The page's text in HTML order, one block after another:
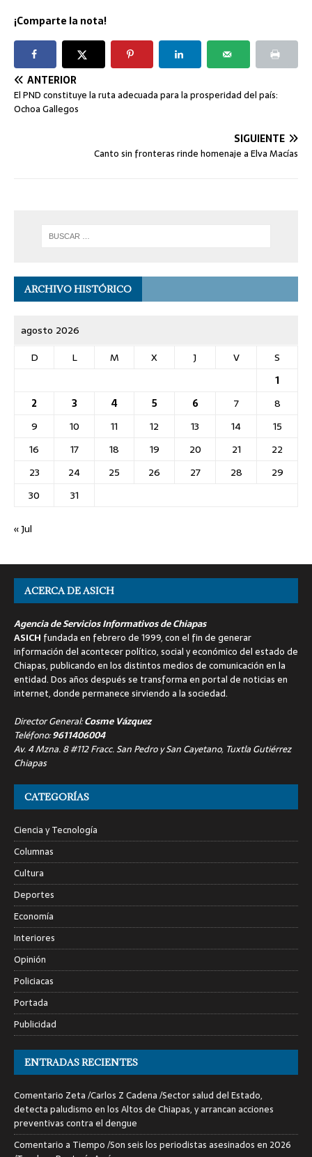
¡Comparte la nota!
ANTERIOR
El PND constituye la ruta adecuada para la prosperidad del país:
Ochoa Gallegos
SIGUIENTE
Canto sin fronteras rinde homenaje a Elva Macías
ARCHIVO HISTÓRICO
agosto 2026
D
L M X J V
S
1
2
3 4 5 6 7
8
9
10 11 12 13 14
15
16
17 18 19 20 21
22
23
24 25 26 27 28
29
30
31
« Jul
ACERCA DE ASICH
Agencia de Servicios Informativos de Chiapas
ASICH fundada en febrero de 1999, con el fin de generar
información del acontecer político, social y económico del estado de
Chiapas, publicando en los distintos medios de comunicación en la
entidad. Dos años después se transforma en portal de noticias en
internet, donde permanece sirviendo a la sociedad.
Director General:Cosme Vázquez
Teléfono:9611406004
Av. 4 Mzna. 8 #112 Fracc. San Pedro y San Cayetano, Tuxtla Gutiérrez
Chiapas
CATEGORÍAS
Ciencia y Tecnología
Columnas
Cultura
Deportes
Economía
Interiores
Opinión
Policiacas
Portada
Publicidad
ENTRADAS RECIENTES
Comentario Zeta /Carlos Z Cadena /Sector salud del Estado,
detecta paludismo en los Altos de Chiapas, y arrancan acciones
preventivas contra el dengue
Comentario a Tiempo /Son seis los periodistas asesinados en 2026